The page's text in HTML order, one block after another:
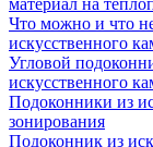
Что можно и что
искусственного
Угловой
искусственного
Подоконники из
зонирования
Подоконник из